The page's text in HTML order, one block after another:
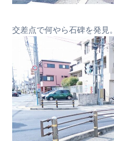
交差点で何やら石碑を発見。